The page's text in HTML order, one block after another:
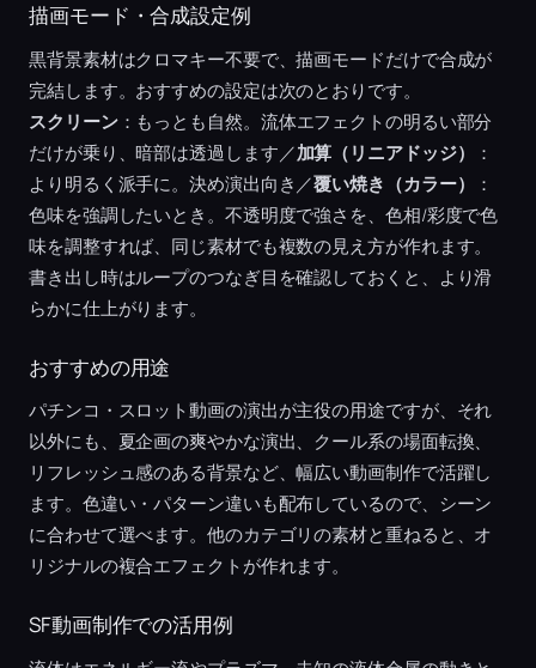
描画モード・合成設定例
黒背景素材はクロマキー不要で、描画モードだけで合成が
完結します。おすすめの設定は次のとおりです。
スクリーン：もっとも自然。流体エフェクトの明るい部分
だけが乗り、暗部は透過します／加算（リニアドッジ）
：
より明るく派手に。決め演出向き／覆い焼き（カラー）
：
色味を強調したいとき。不透明度で強さを、色相/彩度で色
味を調整すれば、同じ素材でも複数の見え方が作れます。
書き出し時はループのつなぎ目を確認しておくと、より滑
らかに仕上がります。
おすすめの用途
パチンコ・スロット動画の演出が主役の用途ですが、それ
以外にも、夏企画の爽やかな演出、クール系の場面転換、
リフレッシュ感のある背景など、幅広い動画制作で活躍し
ます。色違い・パターン違いも配布しているので、シーン
に合わせて選べます。他のカテゴリの素材と重ねると、オ
リジナルの複合エフェクトが作れます。
SF動画制作での活用例